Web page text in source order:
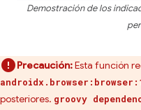
Demostración de los
Precaución:Esta función
posteriores. groovy